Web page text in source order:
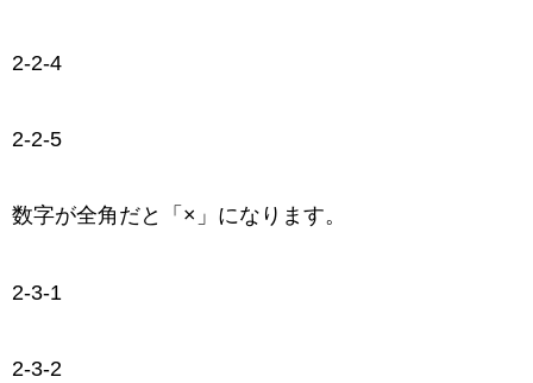
2-2-4
2-2-5
数字が全角だと「×」になります。
2-3-1
2-3-2